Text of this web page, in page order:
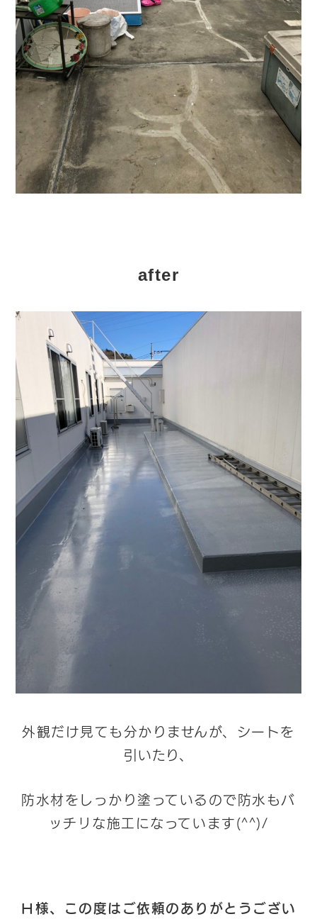
after
外観だけ見ても分かりませんが、シートを
引いたり、
防水材をしっかり塗っているので防水もバ
ッチリな施工になっています(^^)/
Ｈ様、この度はご依頼のありがとうござい